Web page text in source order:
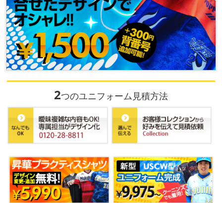
2つのユニフォーム見積方法